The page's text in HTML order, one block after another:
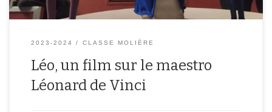
2023-2024 CLASSE MOLIÈRE
Léo, un film sur le maestro
Léonard de Vinci